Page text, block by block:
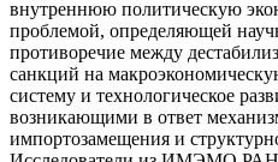
внутреннюю политическую
проблемой, определяющей
противоречие между
санкций на
систему и технологическое
возникающими в ответ
импортозамещения и